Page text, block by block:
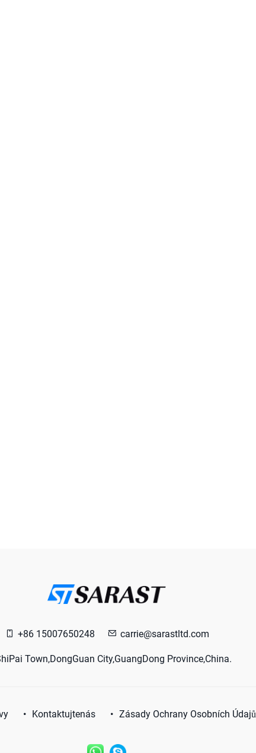
+86 15007650248 carrie@sarastltd.com
Town,DongGuan City,GuangDong Province,China.
Kontaktujtenás Zásady Ochrany Osobních Údajů